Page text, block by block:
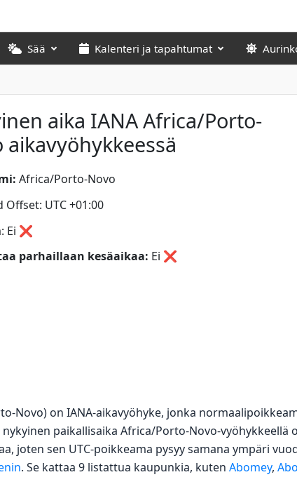
Sää Kalenteri ja tapahtumat
aika IANA Africa/Porto-
aikavyöhykkeessä
Africa/Porto-Novo
Offset: UTC +01:00
Ei ❌
parhaillaan kesäaikaa: Ei ❌
Novo) on IANA-aikavyöhyke, jonka
paikallisaika Africa/Porto-Novo-vyöhykkeellä
joten sen UTC-poikkeama pysyy samana ympäri
. Se kattaa 9 listattua kaupunkia, kuten Abomey,